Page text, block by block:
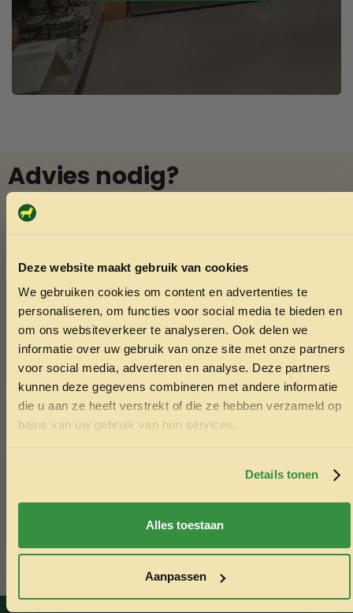
Deze website maakt gebruik van cookies
We gebruiken cookies om content en advertenties te
personaliseren, om functies voor social media te bieden en
om ons websiteverkeer te analyseren. Ook delen we
informatie over uw gebruik van onze site met onze partners
voor social media, adverteren en analyse. Deze partners
kunnen deze gegevens combineren met andere informatie
die u aan ze heeft verstrekt of die ze hebben verzameld op
basis van uw gebruik van hun services.
Details tonen
Alles toestaan
Aanpassen
Advies nodig?
Vraag het Menno
In onze winkel in Varsseveld helpt Menno u graag met
niet wat u zoekt? Menno kan het vaak voor u bestellen.
Ook voor het knippen van nagels van konijnen of cavia’s
bent u welkom.
Whatsapp
Bel Menno
ONTVANG 5% KORTING OP
JE EERSTE BESTELLING!
Ontvang korting
Door je in te schrijven ga je akkoord met het ontvangen van
Nee, ik wil geen korting